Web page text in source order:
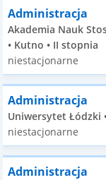
Administracja
Akademia Nauk
• Kutno • II stopnia
niestacjonarne
Administracja
Uniwersytet Łódzki
niestacjonarne
Administracja